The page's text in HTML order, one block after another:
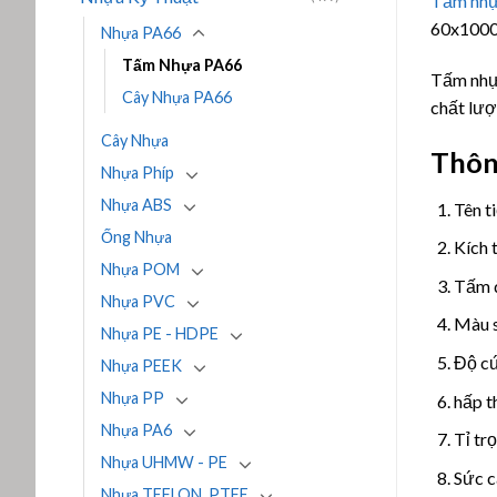
Nhựa PA66
Tấm Nhựa PA66
Cây Nhựa PA66
Cây Nhựa
Nhựa Phíp
Nhựa ABS
Ống Nhựa
Nhựa POM
Nhựa PVC
Nhựa PE - HDPE
Nhựa PEEK
Nhựa PP
Nhựa PA6
Nhựa UHMW - PE
Tấm
chất
Tên
Kích
Tấm
Màu
Độ
hấp
Tỉ
Sức